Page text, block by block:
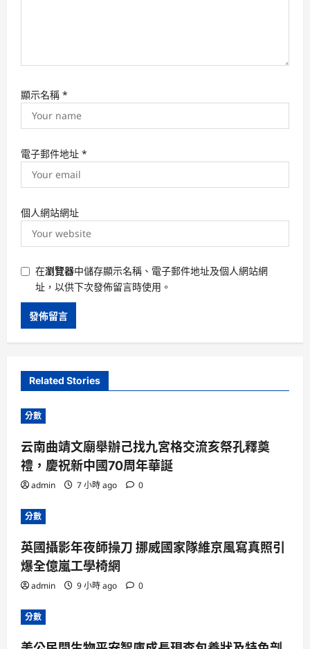
顯示名稱 *
電子郵件地址 *
個人網站網址
在瀏覽器中儲存顯示名稱、電子郵件地址及個人網站網
址，以供下次發佈留言時使用。
Related Stories
分數
云南曲靖文廟舉辦己找九宮格交流亥祭孔釋奠
禮，慶祝新中國70周年華誕
admin 7 小時 ago 0
分數
英國攝影年夜師操刀 挪威國家隊維京風寫真照引
爆全億嵐工學椅網
admin 9 小時 ago 0
分數